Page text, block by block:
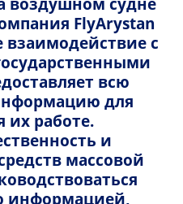
FlyArystan
взаимодействие с
всю
для
их работе.
и
массовой
информацией,
и младенцами
инструментов
пользоваться
устройствами (ПЭУ),
электронными
В РЕЖИМЕ ПОЛЕТА.